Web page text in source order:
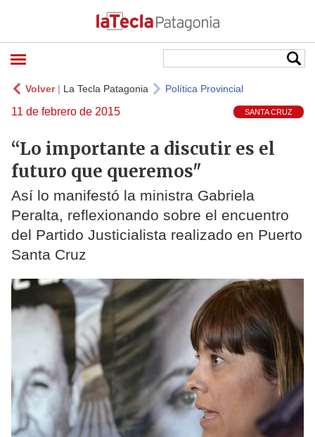
Volver| La Tecla Patagonia Política Provincial
11 de febrero de 2015 SANTA CRUZ
“Lo importante a discutir es el
futuro que queremos"
Así lo manifestó la ministra Gabriela
Peralta, reflexionando sobre el encuentro
del Partido Justicialista realizado en Puerto
Santa Cruz